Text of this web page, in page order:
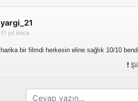
yargi_21
11 yıl önce
harika bir filmdi herkesin eline sağlık 10/10